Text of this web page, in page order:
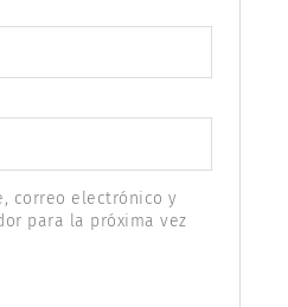
correo electrónico y
para la próxima vez